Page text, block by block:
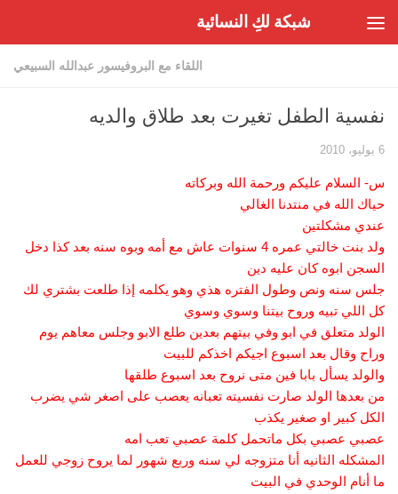
شبكة لكِ النسائية
اللقاء مع البروفيسور عبدالله السبيعي
نفسية الطفل تغيرت بعد طلاق والديه
6 يوليو، 2010
س- السلام عليكم ورحمة الله وبركاته
حياك الله في منتدنا الغالي
عندي مشكلتين
ولد بنت خالتي عمره 4 سنوات عاش مع أمه وبوه سنه بعد كذا دخل
السجن ابوه كان عليه دين
جلس سنه ونص وطول الفتره هذي وهو يكلمه إذا طلعت بشتري لك
كل اللي تبيه وروح بيتنا وسوي وسوي
الولد متعلق في ابو وفي بيتهم بعدين طلع الابو وجلس معاهم يوم
وراح وقال بعد اسبوع اجيكم اخذكم للبيت
والولد يسأل بابا فين متى نروح بعد اسبوع طلقها
من بعدها الولد صارت نفسيته تعبانه يعصب على اصغر شي يضرب
الكل كبير او صغير يكذب
عصبي عصبي بكل ماتحمل كلمة عصبي تعب امه
المشكله الثانيه أنا متزوجه لي سنه وربع شهور لما يروح زوجي للعمل
ما أنام الوحدي في البيت